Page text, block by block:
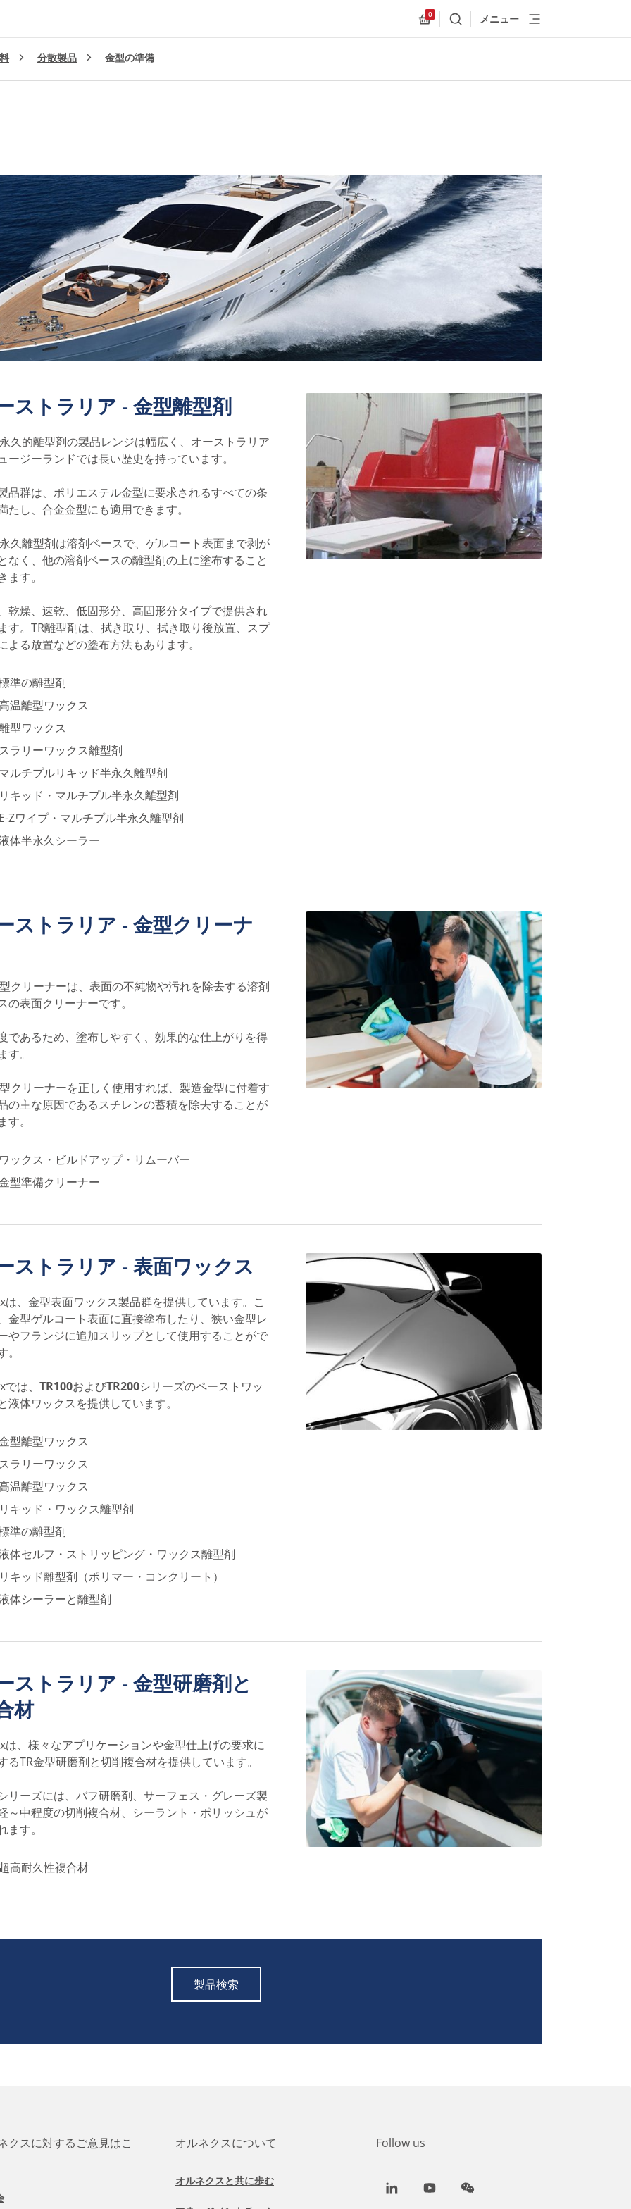
Allnex.GeneralResources.Cart
0
検索 メニュー
分散製品 金型の準備
ストラリア - 金型離型剤
久的離型剤の製品レンジは幅広く、オーストラリア
ージーランドでは長い歴史を持っています。
品群は、ポリエステル金型に要求されるすべての条
たし、合金金型にも適用できます。
久離型剤は溶剤ベースで、ゲルコート表面まで剥が
なく、他の溶剤ベースの離型剤の上に塗布すること
ます。
乾燥、速乾、低固形分、高固形分タイプで提供され
す。TR離型剤は、拭き取り、拭き取り後放置、スプ
よる放置などの塗布方法もあります。
準の離型剤
温離型ワックス
型ワックス
ラリーワックス離型剤
ルチプルリキッド半永久離型剤
キッド・マルチプル半永久離型剤
Zワイプ・マルチプル半永久離型剤
体半永久シーラー
ストラリア - 金型クリーナ
クリーナーは、表面の不純物や汚れを除去する溶剤
の表面クリーナーです。
であるため、塗布しやすく、効果的な仕上がりを得
す。
クリーナーを正しく使用すれば、製造金型に付着す
の主な原因であるスチレンの蓄積を除去することが
す。
ックス・ビルドアップ・リムーバー
型準備クリーナー
ストラリア - 表面ワックス
は、金型表面ワックス製品群を提供しています。こ
金型ゲルコート表面に直接塗布したり、狭い金型レ
やフランジに追加スリップとして使用することがで
。
は、 TR100およびTR200シリーズのペーストワッ
液体ワックスを提供しています。
型離型ワックス
ラリーワックス
温離型ワックス
キッド・ワックス離型剤
準の離型剤
体セルフ・ストリッピング・ワックス離型剤
キッド離型剤（ポリマー・コンクリート）
体シーラーと離型剤
ストラリア - 金型研磨剤と
材
は、様々なアプリケーションや金型仕上げの要求に
るTR金型研磨剤と切削複合材を提供しています。
リーズには、バフ研磨剤、サーフェス・グレーズ製
～中程度の切削複合材、シーラント・ポリッシュが
ます。
高耐久性複合材
製品検索
クスに対するご意見はこ オルネクスについて
オルネクスと共に歩む
Follow us
LinkedInYoutubeWeChat